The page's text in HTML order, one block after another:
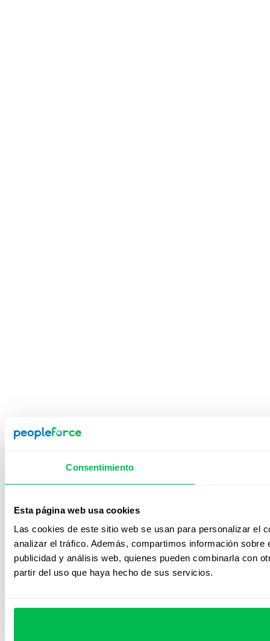
Consentimiento
Esta página web usa cookies
Las cookies de este sitio web se usan para personalizar el
analizar el tráfico. Además, compartimos información
publicidad y análisis web, quienes pueden combinarla con
partir del uso que haya hecho de sus servicios.